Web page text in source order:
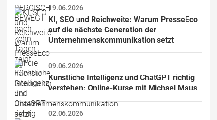
19.06.2026
KI, SEO und Reichweite: Warum PresseEco
auf die nächste Generation der
Unternehmenskommunikation setzt
09.06.2026
Künstliche Intelligenz und ChatGPT richtig
verstehen: Online-Kurse mit Michael Maus
02.06.2026